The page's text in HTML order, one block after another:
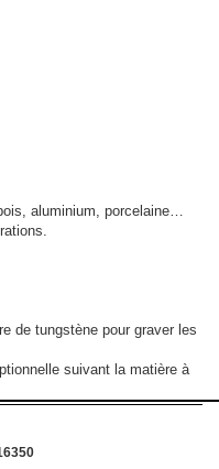
aluminium, porcelaine…
de tungstène pour graver les
suivant la matière à